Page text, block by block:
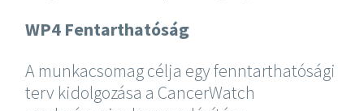
WP4 Fentarthatóság
A munkacsomag célja egy fenntarthatósági
terv kidolgozása a CancerWatch